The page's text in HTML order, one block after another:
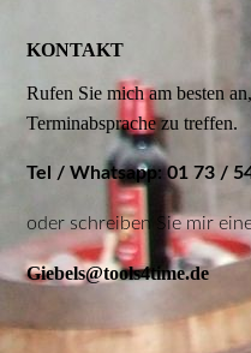
KONTAKT
Rufen Sie mich am besten
Terminabsprache zu treffen.
Tel / Whatsapp: 01 73 /
oder schreiben Sie mir
Giebels@tools4time.de